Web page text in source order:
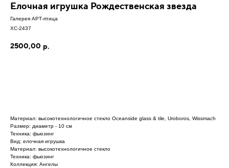
Елочная игрушка Рождественская звезда
Галерея АРТ-птица
ХС-2437
2500,00 р.
Материал: высокотехнологичное стекло Oceanside glass & tile, Uroboros, Wissmach
Размер: диаметр - 10 см
Техника: фьюзинг
Вид: елочная игрушка
Материал: высокотехнологичное стекло
Техника: фьюзинг
Коллекция: Ангелы